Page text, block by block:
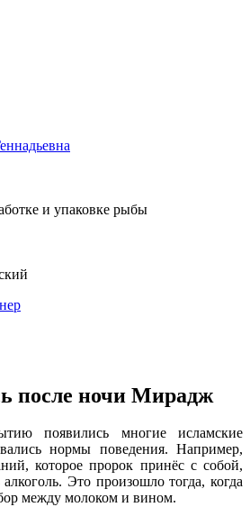
и упаковке рыбы
после ночи Мирадж
появились многие исламские
нормы поведения. Например,
которое пророк принёс с собой,
Это произошло тогда, когда
между молоком и вином.